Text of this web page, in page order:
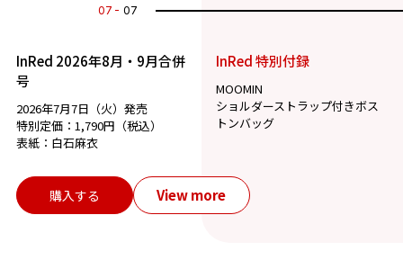
07 07
InRed 2026年8月・9月合併
号
2026年7月7日（火）発売
特別定価：1,790円（税込）
表紙：白石麻衣
InRed 特別付録
MOOMIN
ショルダーストラップ付きボス
トンバッグ
購入する View more